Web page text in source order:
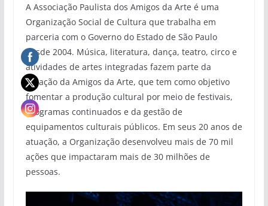
A Associação Paulista dos Amigos da Arte é uma
Organização Social de Cultura que trabalha em
parceria com o Governo do Estado de São Paulo
desde 2004. Música, literatura, dança, teatro, circo e
atividades de artes integradas fazem parte da
atuação da Amigos da Arte, que tem como objetivo
fomentar a produção cultural por meio de festivais,
programas continuados e da gestão de
equipamentos culturais públicos. Em seus 20 anos de
atuação, a Organização desenvolveu mais de 70 mil
ações que impactaram mais de 30 milhões de
pessoas.